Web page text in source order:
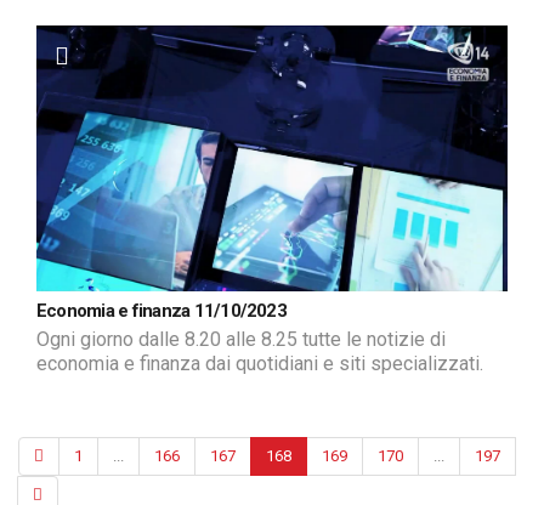
Economia e finanza 11/10/2023
Ogni giorno dalle 8.20 alle 8.25 tutte le notizie di
economia e finanza dai quotidiani e siti specializzati.
1 166 167 168 169 170 197